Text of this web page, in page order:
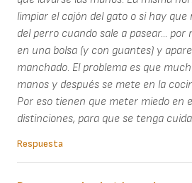
limpiar el cajón del gato o si hay
del perro cuando sale a pasear...
en una bolsa (y con guantes) y
manchado. El problema es que
manos y después se mete en la
Por eso tienen que meter miedo en
distinciones, para que se tenga
Respuesta